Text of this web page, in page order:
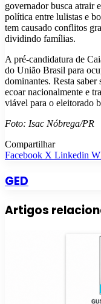
governador busca atrair
política entre lulistas e
tem causado conflitos
dividindo famílias.
A pré-candidatura de
do União Brasil para
dominantes. Resta saber
ecoar nacionalmente e
viável para o eleitorado
Foto: Isac Nóbrega/PR
Compartilhar
Facebook X Linkedin
GED
Artigos